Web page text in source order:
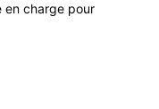
en charge pour